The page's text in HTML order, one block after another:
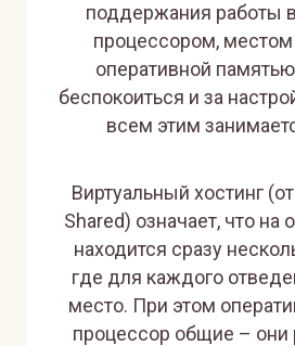
поддержания работы
процессором, местом
оперативной
беспокоиться и за
всем этим
Виртуальный хостинг
Shared) означает, что на
находится сразу
где для каждого
место. При этом
процессор общие – они